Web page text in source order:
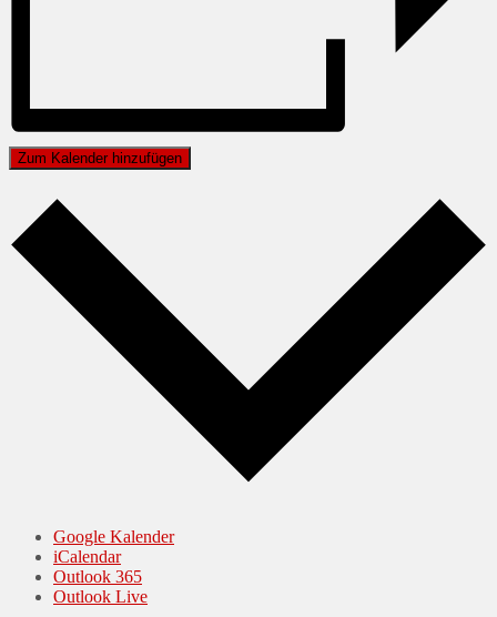
Zum Kalender hinzufügen
Google Kalender
iCalendar
Outlook 365
Outlook Live